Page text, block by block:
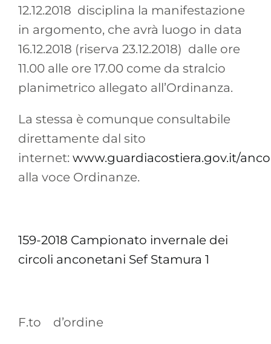
12.12.2018 disciplina la manifestazione
in argomento, che avrà luogo in data
16.12.2018 (riserva 23.12.2018) dalle ore
11.00 alle ore 17.00 come da stralcio
planimetrico allegato all’Ordinanza.
La stessa è comunque consultabile
direttamente dal sito
internet: www.guardiacostiera.gov.it/
alla voce Ordinanze.
159-2018 Campionato invernale dei
circoli anconetani Sef Stamura 1
F.to d’ordine